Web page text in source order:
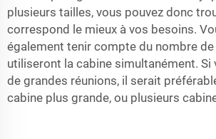
plusieurs tailles, vous pouvez donc
correspond le mieux à vos besoins.
également tenir compte du nombre
utiliseront la cabine simultanément. Si
de grandes réunions, il serait
cabine plus grande, ou plusieurs